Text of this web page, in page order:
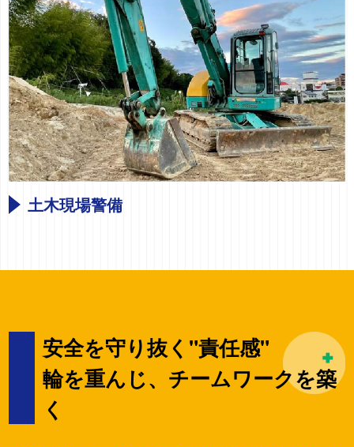
土木現場警備
安全を守り抜く"責任感"
輪を重んじ、チームワークを築
く